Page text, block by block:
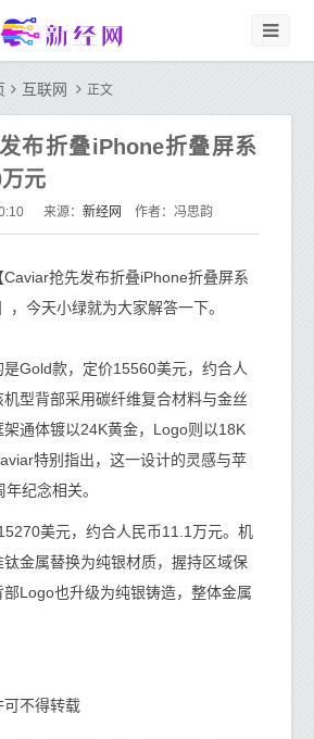
互联网 正文
布折叠iPhone折叠屏系
元
来源： 新经网 作者：冯思韵
抢先发布折叠iPhone折叠屏系
，今天小绿就为大家解答一下。
款，定价15560美元，约合人
型背部采用碳纤维复合材料与金丝
通体镀以24K黄金，Logo则以18K
特别指出，这一设计的灵感与苹
纪念相关。
美元，约合人民币11.1万元。机
金属替换为纯银材质，握持区域保
Logo也升级为纯银铸造，整体金属
可不得转载